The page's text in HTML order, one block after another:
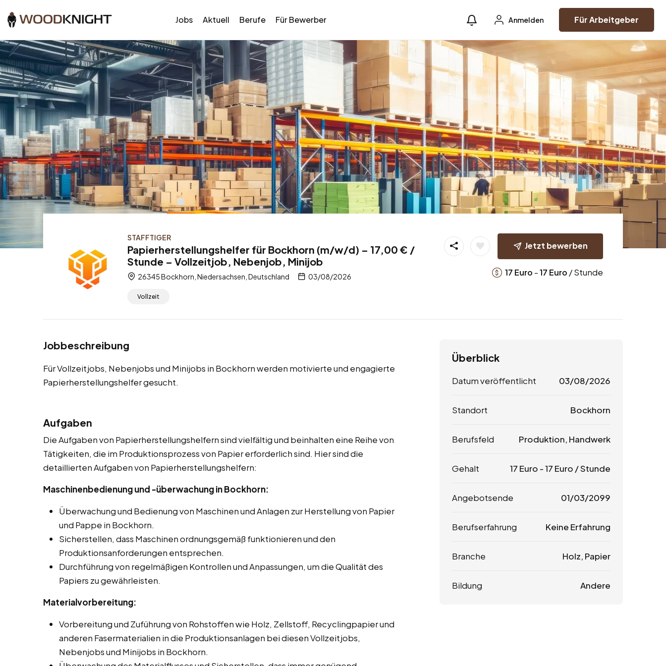
Jobs Aktuell Berufe Für Bewerber Anmelden Für Arbeitgeber
STAFFTIGER
Papierherstellungshelfer für Bockhorn (m/w/d) – 17,00 € /
Stunde – Vollzeitjob, Nebenjob, Minijob
26345 Bockhorn, Niedersachsen, Deutschland 03/08/2026
Vollzeit
Jetzt bewerben
17 Euro -17 Euro / Stunde
Jobbeschreibung
Für Vollzeitjobs, Nebenjobs und Minijobs in Bockhorn werden motivierte und engagierte
Papierherstellungshelfer gesucht.
Aufgaben
Die Aufgaben von Papierherstellungshelfern sind vielfältig und beinhalten eine Reihe von
Tätigkeiten, die im Produktionsprozess von Papier erforderlich sind. Hier sind die
detaillierten Aufgaben von Papierherstellungshelfern:
Maschinenbedienung und -überwachung in Bockhorn:
Überwachung und Bedienung von Maschinen und Anlagen zur Herstellung von Papier
und Pappe in Bockhorn.
Sicherstellen, dass Maschinen ordnungsgemäß funktionieren und den
Produktionsanforderungen entsprechen.
Durchführung von regelmäßigen Kontrollen und Anpassungen, um die Qualität des
Papiers zu gewährleisten.
Materialvorbereitung:
Vorbereitung und Zuführung von Rohstoffen wie Holz, Zellstoff, Recyclingpapier und
anderen Fasermaterialien in die Produktionsanlagen bei diesen Vollzeitjobs,
Nebenjobs und Minijobs in Bockhorn.
Überblick
Datum veröffentlicht 03/08/2026
Standort Bockhorn
Berufsfeld Produktion, Handwerk
Gehalt 17 Euro -17 Euro / Stunde
Angebotsende 01/03/2099
Berufserfahrung Keine Erfahrung
Branche Holz, Papier
Bildung Andere